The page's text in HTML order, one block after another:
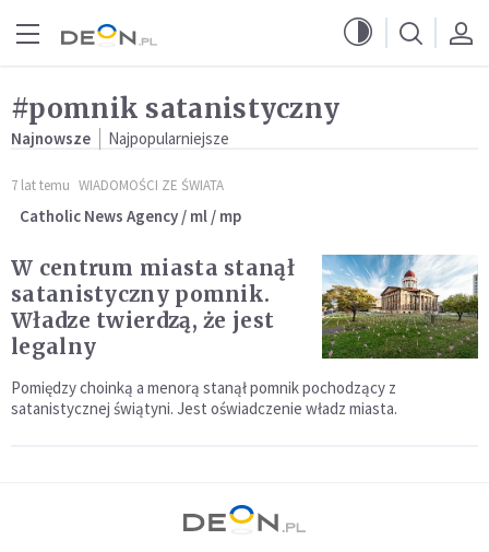
#pomnik satanistyczny
Najnowsze Najpopularniejsze
7 lat temu WIADOMOŚCI ZE ŚWIATA
Catholic News Agency / ml / mp
W centrum miasta stanął
satanistyczny pomnik.
Władze twierdzą, że jest
legalny
Pomiędzy choinką a menorą stanął pomnik pochodzący z
satanistycznej świątyni. Jest oświadczenie władz miasta.